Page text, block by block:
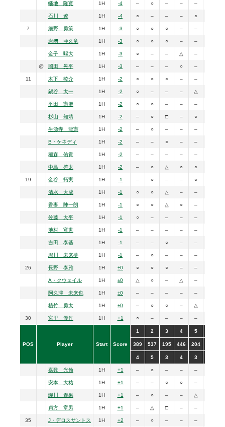
幡地 隆寛 1H -4 – ○ – – –
石川 遼 1H -4 ○ – – – ○
7 細野 勇策 1H -3 ○ ○ ○ – –
岩﨑 亜久竜 1H -3 ○ ○ ○ – –
金子 駆大 1H -3 ○ – – △ –
@ 岡田 晃平 1H -3 – – – ○ –
11 木下 稜介 1H -2 ○ ○ ○ – –
鍋谷 太一 1H -2 ○ – – – △
平田 憲聖 1H -2 ○ ○ – – –
杉山 知靖 1H -2 – ○ □ – ○
生源寺 龍憲 1H -2 – ○ – – –
B・ケネディ 1H -2 – – ○ – –
稲森 佑貴 1H -2 – – – – –
中島 啓太 1H -2 – ○ △ ○ ○
19 金谷 拓実 1H -1 – ○ – – ○
清水 大成 1H -1 ○ ○ △ – –
香妻 陣一朗 1H -1 ○ ○ △ ○ –
佐藤 大平 1H -1 ○ – – – –
池村 寛世 1H -1 – – – – –
吉田 泰基 1H -1 – – ○ – –
堀川 未来夢 1H -1 – ○ – – –
26 長野 泰雅 1H ±0 ○ ○ ○ – –
A・クウェイル 1H ±0 △ ○ – △ –
阿久津 未来也 1H ±0 – – – – –
植竹 勇太 1H ±0 – ○ ○ – △
30 宮里 優作 1H +1 ○ – – – –
POS Player Start Score
1 2 3 4 5
389 537 195 446 204
4 5 3 4 3
嘉数 光倫 1H +1 – ○ – – –
安本 大祐 1H +1 – – ○ ○ –
蟬川 泰果 1H +1 – ○ – – △
貞方 章男 1H +1 – △ □ – –
35 J・デロスサントス 1H +2 – ○ – – –